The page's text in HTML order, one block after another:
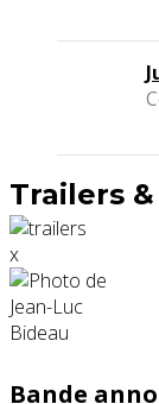
Trailers
x
Bande